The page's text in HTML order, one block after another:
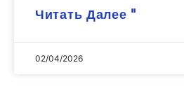
Читать Далее "
02/04/2026